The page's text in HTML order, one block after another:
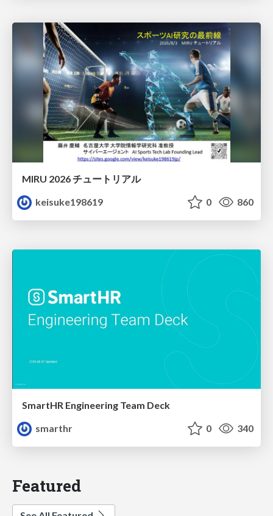
MIRU 2026 チュートリアル
keisuke198619
0 860
SmartHR Engineering Team Deck
smarthr
0 340
Featured